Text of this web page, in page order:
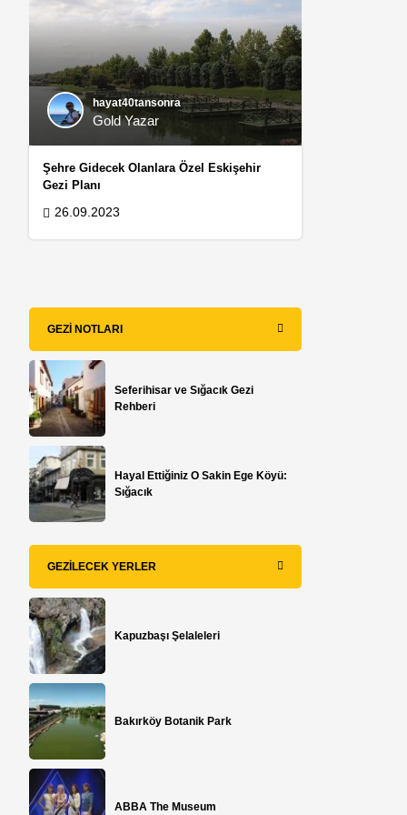
hayat40tansonra
Gold Yazar
Şehre Gidecek Olanlara Özel Eskişehir
Gezi Planı
26.09.2023
GEZI NOTLARI
Seferihisar ve Sığacık Gezi
Rehberi
Hayal Ettiğiniz O Sakin Ege Köyü:
Sığacık
GEZILECEK YERLER
Kapuzbaşı Şelaleleri
Bakırköy Botanik Park
ABBA The Museum